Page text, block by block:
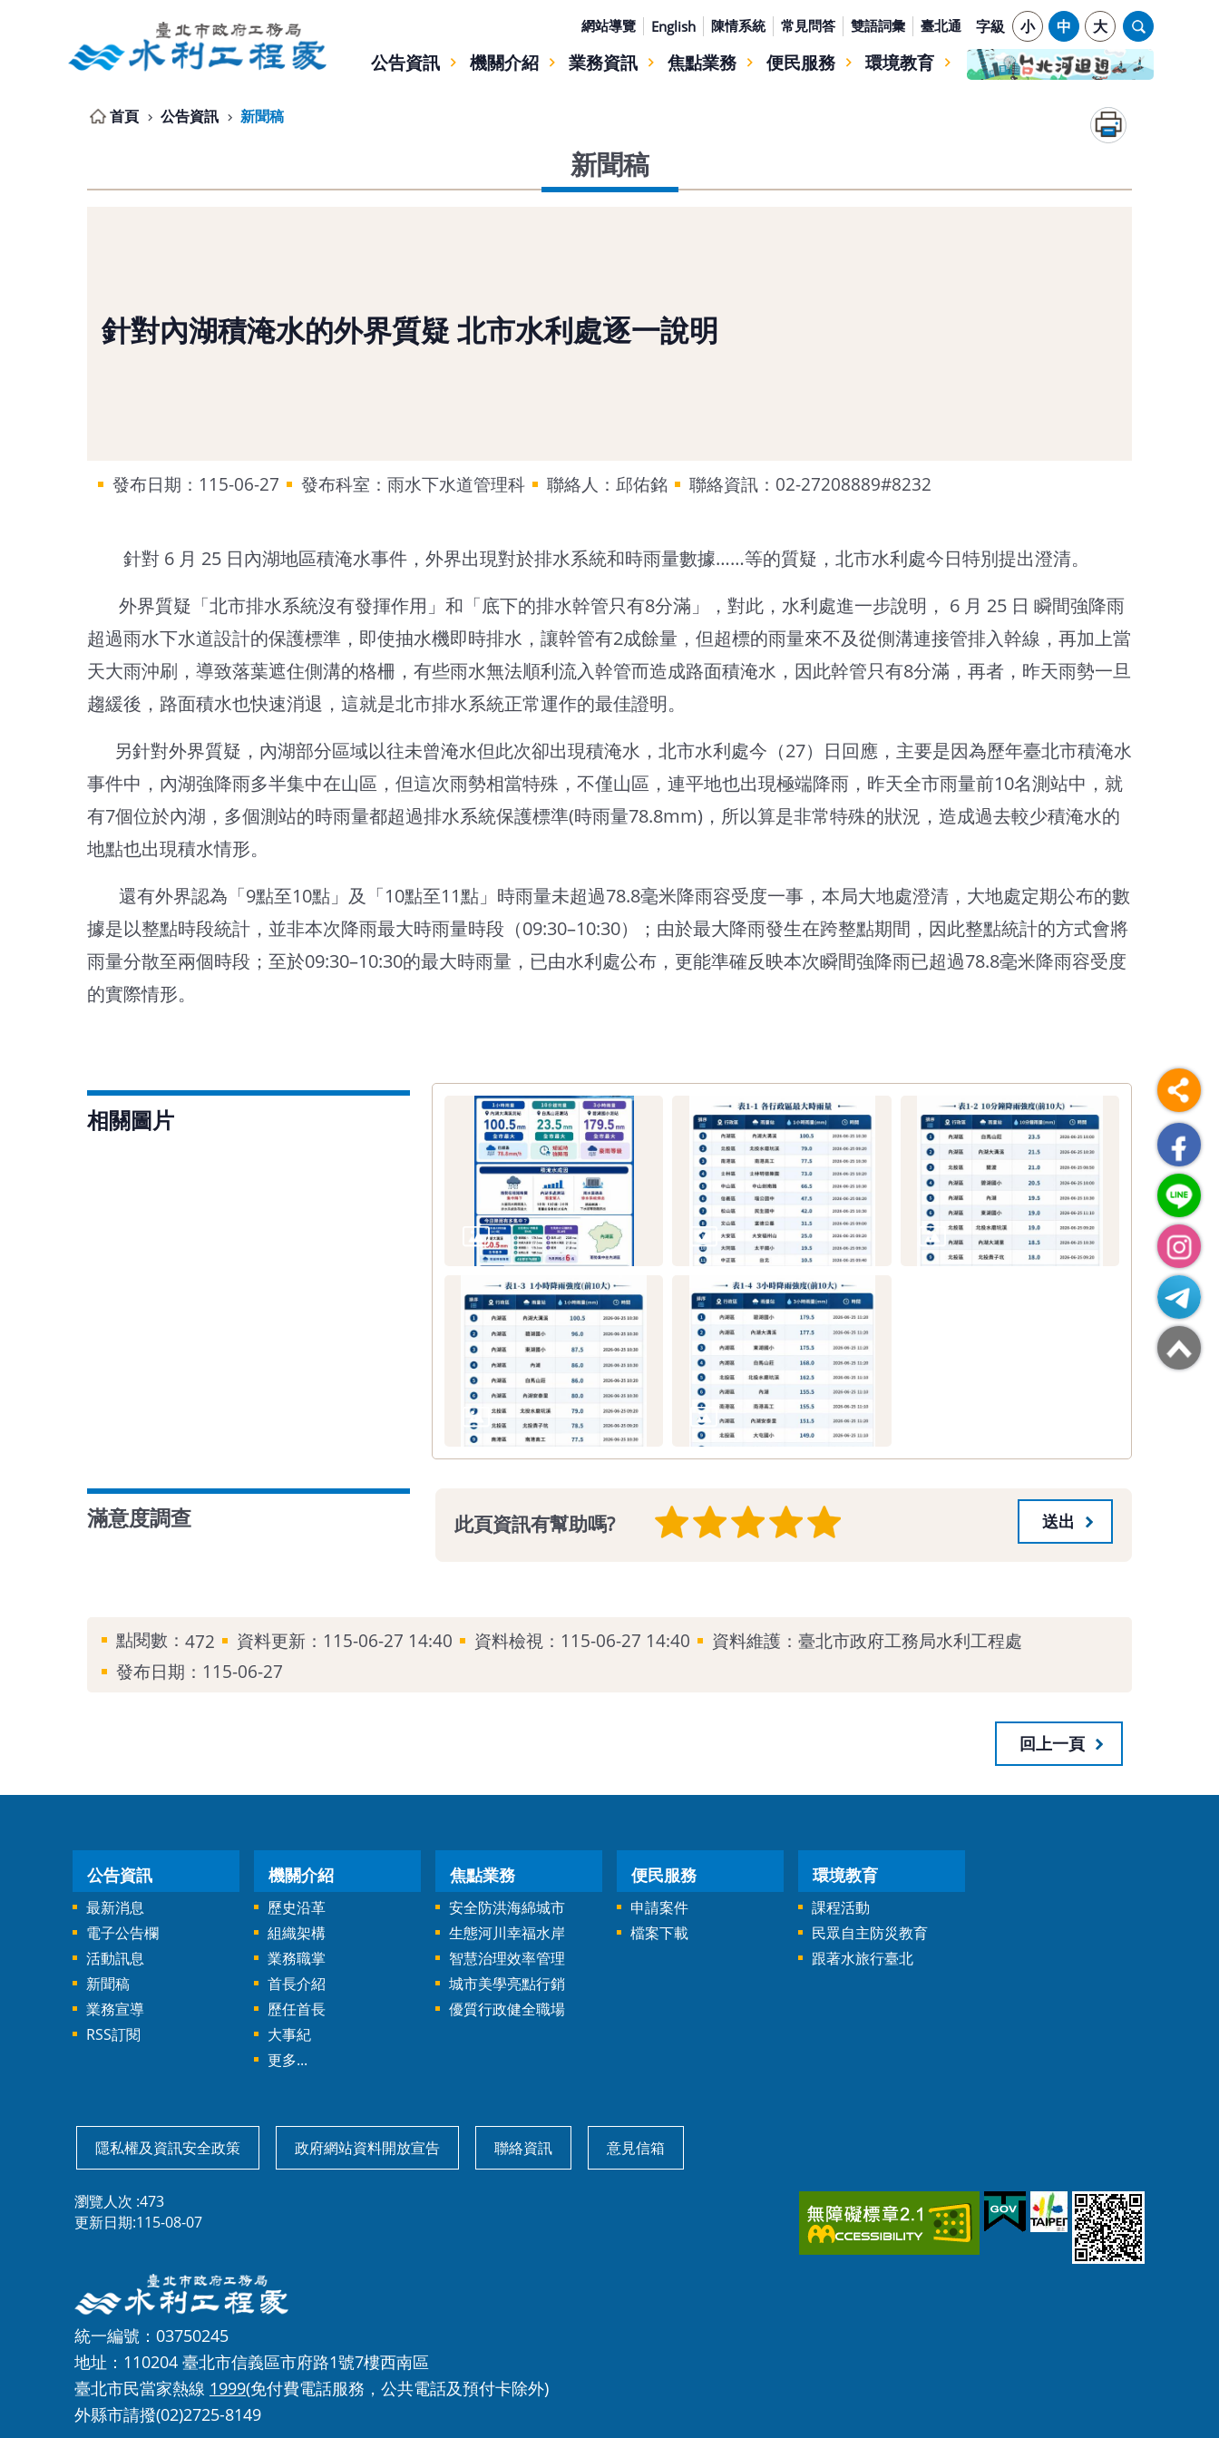
網站導覽 English 陳情系統 常見問答 雙語詞彙 臺北通 字級 小 中 大
公告資訊 機關介紹 業務資訊 焦點業務 便民服務 環境教育
首頁 公告資訊 新聞稿
新聞稿
針對內湖積淹水的外界質疑 北市水利處逐一說明
發布日期：115-06-27 發布科室：雨水下水道管理科 聯絡人：邱佑銘 聯絡資訊：02-27208889#8232
針對 6 月 25 日內湖地區積淹水事件，外界出現對於排水系統和時雨量數據……等的質疑，北市水利處今日特別提出澄清。
外界質疑「北市排水系統沒有發揮作用」和「底下的排水幹管只有8分滿」，對此，水利處進一步說明， 6 月 25 日 瞬間強降雨
超過雨水下水道設計的保護標準，即使抽水機即時排水，讓幹管有2成餘量，但超標的雨量來不及從側溝連接管排入幹線，再加上當
天大雨沖刷，導致落葉遮住側溝的格柵，有些雨水無法順利流入幹管而造成路面積淹水，因此幹管只有8分滿，再者，昨天雨勢一旦
趨緩後，路面積水也快速消退，這就是北市排水系統正常運作的最佳證明。
另針對外界質疑，內湖部分區域以往未曾淹水但此次卻出現積淹水，北市水利處今（27）日回應，主要是因為歷年臺北市積淹水
事件中，內湖強降雨多半集中在山區，但這次雨勢相當特殊，不僅山區，連平地也出現極端降雨，昨天全市雨量前10名測站中，就
有7個位於內湖，多個測站的時雨量都超過排水系統保護標準(時雨量78.8mm)，所以算是非常特殊的狀況，造成過去較少積淹水的
地點也出現積水情形。
還有外界認為「9點至10點」及「10點至11點」時雨量未超過78.8毫米降雨容受度一事，本局大地處澄清，大地處定期公布的數
據是以整點時段統計，並非本次降雨最大時雨量時段（09:30–10:30）；由於最大降雨發生在跨整點期間，因此整點統計的方式會將
雨量分散至兩個時段；至於09:30–10:30的最大時雨量，已由水利處公布，更能準確反映本次瞬間強降雨已超過78.8毫米降雨容受度
的實際情形。
相關圖片
滿意度調查 此頁資訊有幫助嗎?
點閱數： 472 資料更新：115-06-27 14:40 資料檢視：115-06-27 14:40
資料維護：臺北市政府工務局水利工程處
發布日期：115-06-27
回上一頁
公告資訊
最新消息
電子公告欄
活動訊息
新聞稿
業務宣導
RSS訂閱
機關介紹
歷史沿革
組織架構
業務職掌
首長介紹
歷任首長
大事紀
更多...
焦點業務
安全防洪海綿城市
生態河川幸福水岸
智慧治理效率管理
城市美學亮點行銷
優質行政健全職場
便民服務
申請案件
檔案下載
環境教育
課程活動
民眾自主防災教育
跟著水旅行臺北
隱私權及資訊安全政策 政府網站資料開放宣告 聯絡資訊 意見信箱
瀏覽人次 473
更新日期 115-08-07
統一編號：03750245
地址：110204 臺北市信義區市府路1號7樓西南區
臺北市民當家熱線 1999(免付費電話服務，公共電話及預付卡除外)
外縣市請撥(02)2725-8149